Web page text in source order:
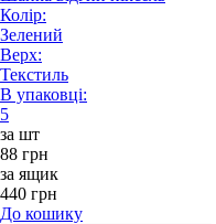
Колір:
Зелений
Верх:
Текстиль
В упаковці:
5
за шт
88 грн
за ящик
440 грн
До кошику